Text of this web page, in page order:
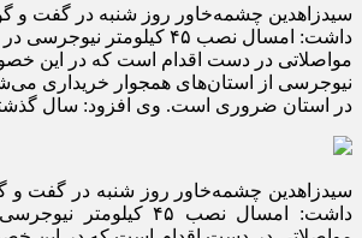
سیدزاهدین چشمه‌خاور روز شنبه در گفت و گو
داشت: امسال نصب ۴۵ کیلومتر
مواصلاتی در دست اقدام است که در این
نیوجرسی از استان‌های همجوار خریداری
در استان ضروری است. وی افزود: سال
سیدزاهدین چشمه‌خاور روز شنبه در گفت و گو
داشت: امسال نصب ۴۵